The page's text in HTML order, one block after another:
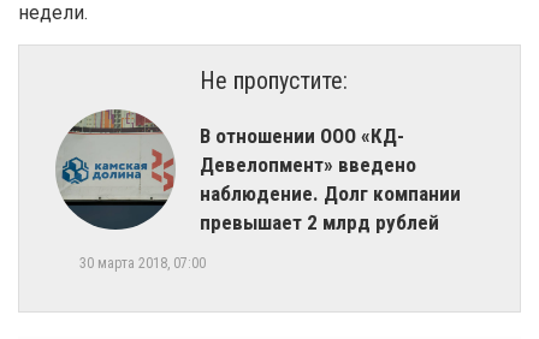
недели.
Не пропустите:
В отношении ООО «КД-
Девелопмент» введено
наблюдение. Долг компании
превышает 2 млрд рублей
30 марта 2018, 07:00